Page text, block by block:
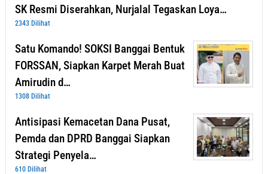
SK Resmi Diserahkan, Nurjalal Tegaskan Loya…
2343 Dilihat
Satu Komando! SOKSI Banggai Bentuk
FORSSAN, Siapkan Karpet Merah Buat
Amirudin d…
1308 Dilihat
Antisipasi Kemacetan Dana Pusat,
Pemda dan DPRD Banggai Siapkan
Strategi Penyela…
610 Dilihat